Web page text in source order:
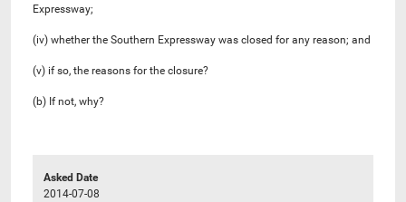
Expressway;
(iv) whether the Southern Expressway was closed for any reason; and
(v) if so, the reasons for the closure?
(b) If not, why?
Asked Date
2014-07-08